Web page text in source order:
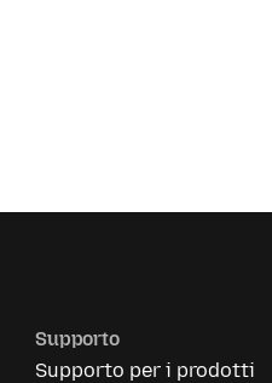
Supporto
Supporto per i prodotti